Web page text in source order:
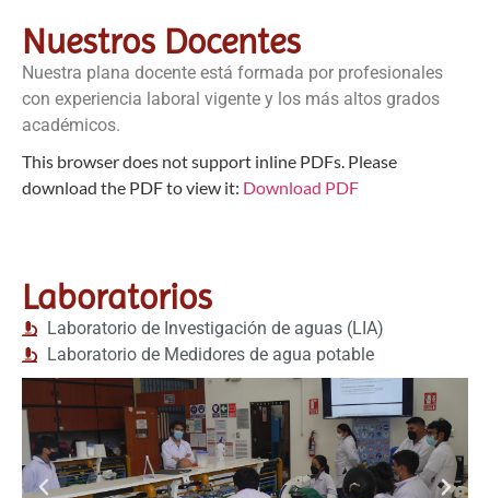
Nuestros Docentes
Nuestra plana docente está formada por profesionales
con experiencia laboral vigente y los más altos grados
académicos.
This browser does not support inline PDFs. Please
download the PDF to view it: Download PDF
Laboratorios
Laboratorio de Investigación de aguas (LIA)
Laboratorio de Medidores de agua potable